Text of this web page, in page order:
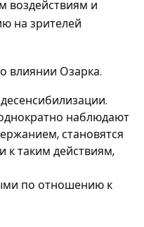
воздействиям и
на зрителей
влиянии Озарка.
наблюдают
становятся
к таким действиям,
по отношению к